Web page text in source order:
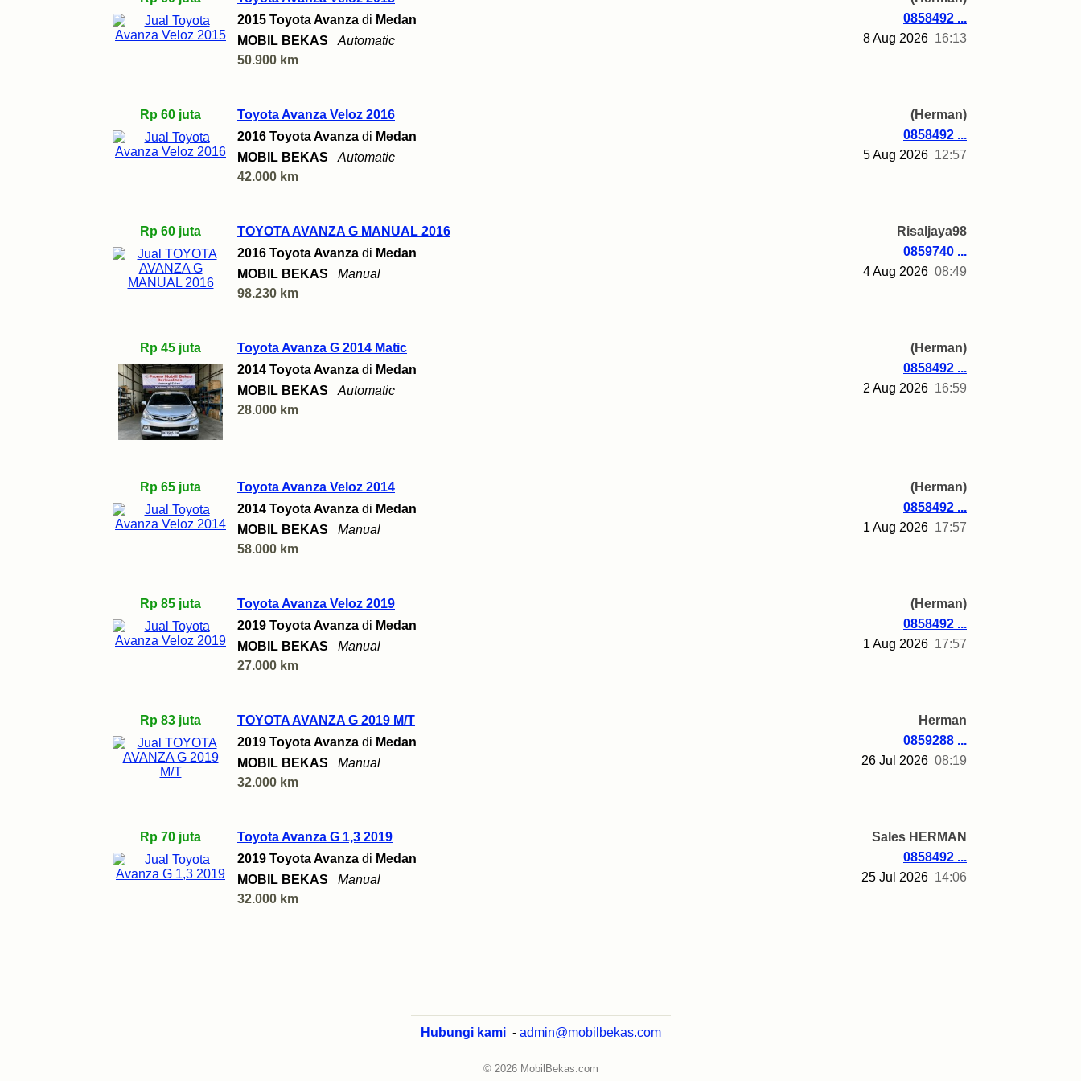
2015 Toyota Avanza di Medan
MOBIL BEKAS
Automatic
50.900 km
0858492 ...
8 Aug 2026 16:13
Rp 60 juta
Toyota Avanza Veloz 2016
2016 Toyota Avanza di Medan
MOBIL BEKAS
Automatic
42.000 km
(Herman)
0858492 ...
5 Aug 2026 12:57
Rp 60 juta
TOYOTA AVANZA G MANUAL 2016
2016 Toyota Avanza di Medan
MOBIL BEKAS
Manual
98.230 km
Risaljaya98
0859740 ...
4 Aug 2026 08:49
Rp 45 juta
Toyota Avanza G 2014 Matic
2014 Toyota Avanza di Medan
MOBIL BEKAS
Automatic
28.000 km
(Herman)
0858492 ...
2 Aug 2026 16:59
Rp 65 juta
Toyota Avanza Veloz 2014
2014 Toyota Avanza di Medan
MOBIL BEKAS
Manual
58.000 km
(Herman)
0858492 ...
1 Aug 2026 17:57
Rp 85 juta
Toyota Avanza Veloz 2019
2019 Toyota Avanza di Medan
MOBIL BEKAS
Manual
27.000 km
(Herman)
0858492 ...
1 Aug 2026 17:57
Rp 83 juta
TOYOTA AVANZA G 2019 M/T
2019 Toyota Avanza di Medan
MOBIL BEKAS
Manual
32.000 km
Herman
0859288 ...
26 Jul 2026 08:19
Rp 70 juta
Toyota Avanza G 1,3 2019
2019 Toyota Avanza di Medan
MOBIL BEKAS
Manual
32.000 km
Sales HERMAN
0858492 ...
25 Jul 2026 14:06
Hubungi kami - admin@mobilbekas.com
© 2026 MobilBekas.com